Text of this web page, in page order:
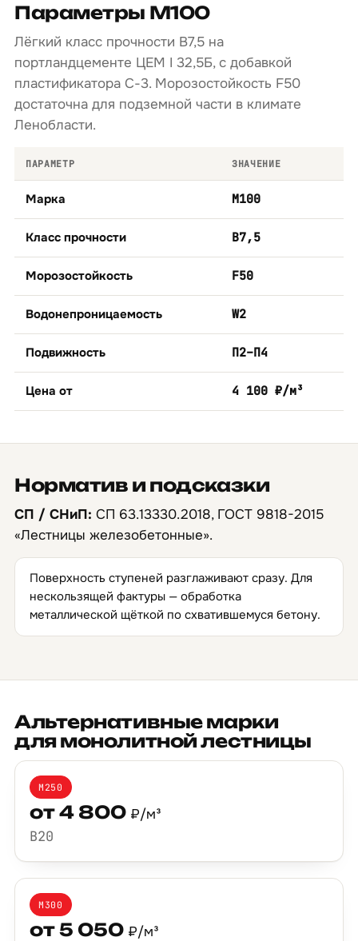
Параметры М100
Лёгкий класс прочности B7,5 на
портландцементе ЦЕМ I 32,5Б, с добавкой
пластификатора С-3. Морозостойкость F50
достаточна для подземной части в климате
Ленобласти.
ПАРАМЕТР ЗНАЧЕНИЕ
Марка М100
Класс прочности B7,5
Морозостойкость F50
Водонепроницаемость W2
Подвижность П2–П4
Цена от 4 100 ₽/м³
Норматив и подсказки
СП / СНиП: СП 63.13330.2018, ГОСТ 9818-2015
«Лестницы железобетонные».
Поверхность ступеней разглаживают сразу. Для
нескользящей фактуры — обработка
металлической щёткой по схватившемуся бетону.
Альтернативные марки
для монолитной лестницы
М250
от 4 800 ₽/м³
B20
М300
от 5 050 ₽/м³